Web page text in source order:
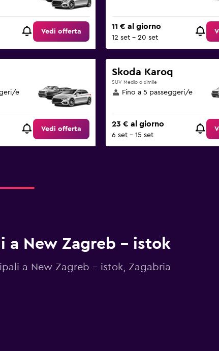
Vedi offerta
11 € al giorno
12 set - 20 set
e
Vedi offerta
Skoda Karoq
SUV Medio o simile
Fino a 5 passeggeri/e
23 € al giorno
6 set - 15 set
a New Zagreb - istok
a New Zagreb - istok, Zagabria